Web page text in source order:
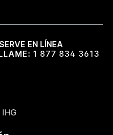
EN LÍNEA
1 877 834 3613